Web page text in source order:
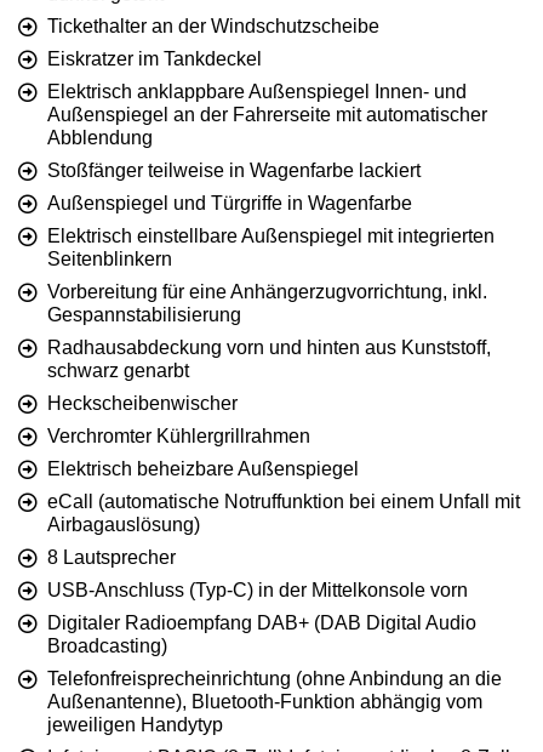
Tickethalter an der Windschutzscheibe
Eiskratzer im Tankdeckel
Elektrisch anklappbare Außenspiegel Innen- und
Außenspiegel an der Fahrerseite mit automatischer
Abblendung
Stoßfänger teilweise in Wagenfarbe lackiert
Außenspiegel und Türgriffe in Wagenfarbe
Elektrisch einstellbare Außenspiegel mit integrierten
Seitenblinkern
Vorbereitung für eine Anhängerzugvorrichtung, inkl.
Gespannstabilisierung
Radhausabdeckung vorn und hinten aus Kunststoff,
schwarz genarbt
Heckscheibenwischer
Verchromter Kühlergrillrahmen
Elektrisch beheizbare Außenspiegel
eCall (automatische Notruffunktion bei einem Unfall mit
Airbagauslösung)
8 Lautsprecher
USB-Anschluss (Typ-C) in der Mittelkonsole vorn
Digitaler Radioempfang DAB+ (DAB Digital Audio
Broadcasting)
Telefonfreisprecheinrichtung (ohne Anbindung an die
Außenantenne), Bluetooth-Funktion abhängig vom
jeweiligen Handytyp